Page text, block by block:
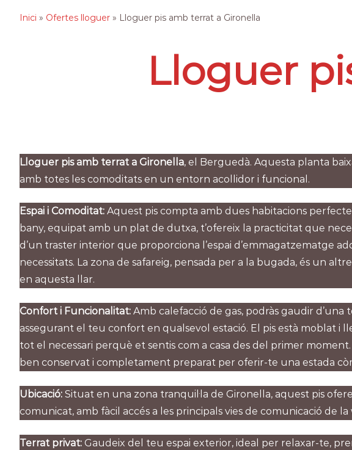
Inici » Ofertes lloguer » Lloguer pis amb terrat a Gironella
Lloguer
Lloguer pis amb terrat a Gironella, el Berguedà. Aquesta planta
amb totes les comoditats en un entorn acollidor i funcional.
Espai i Comoditat: Aquest pis compta amb dues habitacions
bany, equipat amb un plat de dutxa, t’ofereix la practicitat que
d’un traster interior que proporciona l’espai d’emmagatzematge
necessitats. La zona de safareig, pensada per a la bugada, és un
en aquesta llar.
Confort i Funcionalitat: Amb calefacció de gas, podràs gaudir d’una
assegurant el teu confort en qualsevol estació. El pis està moblat i
tot el necessari perquè et sentis com a casa des del primer
ben conservat i completament preparat per oferir-te una estada
Ubicació: Situat en una zona tranquil·la de Gironella, aquest pis
comunicat, amb fàcil accés a les principals vies de comunicació de la
Terrat privat: Gaudeix del teu espai exterior, ideal per relaxar-te,